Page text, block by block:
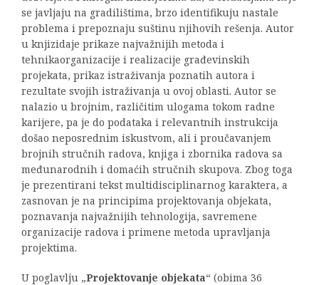
se javljaju na gradilištima, brzo identifikuju nastale
problema i prepoznaju suštinu njihovih rešenja. Autor
u knjizidaje prikaze najvažnijih metoda i
tehnikaorganizacije i realizacije građevinskih
projekata, prikaz istraživanja poznatih autora i
rezultate svojih istraživanja u ovoj oblasti. Autor se
nalazio u brojnim, različitim ulogama tokom radne
karijere, pa je do podataka i relevantnih instrukcija
došao neposrednim iskustvom, ali i proučavanjem
brojnih stručnih radova, knjiga i zbornika radova sa
međunarodnih i domaćih stručnih skupova. Zbog toga
je prezentirani tekst multidisciplinarnog karaktera, a
zasnovan je na principima projektovanja objekata,
poznavanja najvažnijih tehnologija, savremene
organizacije radova i primene metoda upravljanja
projektima.
U poglavlju „Projektovanje objekata“ (obima 36